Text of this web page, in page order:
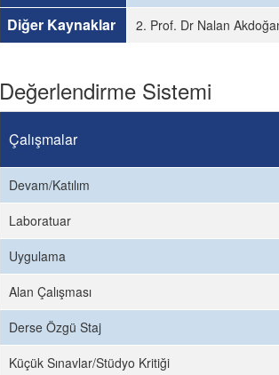
Diğer Kaynaklar 2. Prof. Dr Nalan
Değerlendirme Sistemi
Çalışmalar
Devam/Katılım
Laboratuar
Uygulama
Alan Çalışması
Derse Özgü Staj
Küçük Sınavlar/Stüdyo Kritiği